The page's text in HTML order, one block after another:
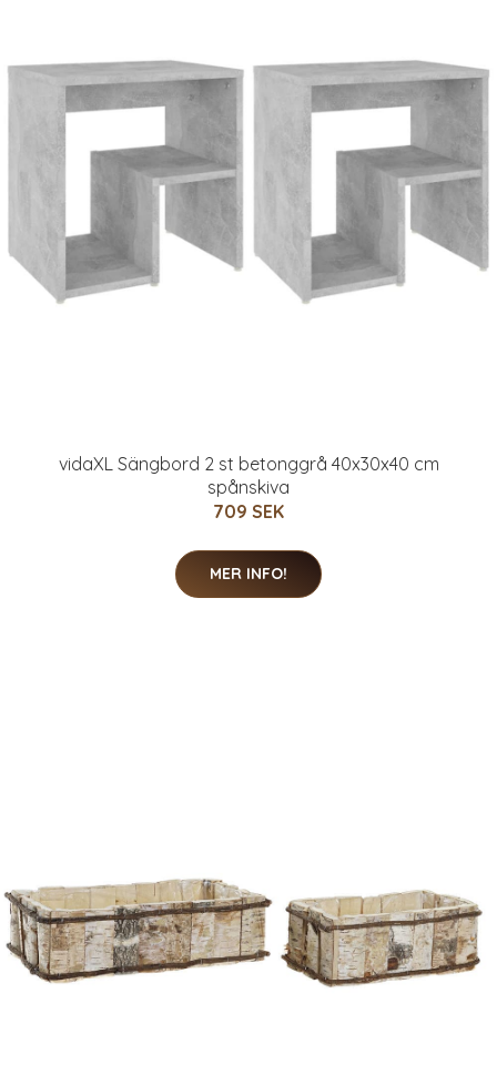
vidaXL Sängbord 2 st betonggrå 40x30x40 cm
spånskiva
709 SEK
MER INFO!